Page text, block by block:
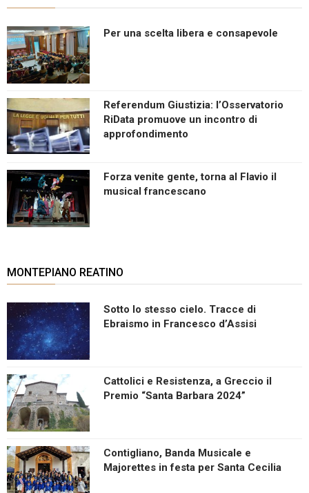
Per una scelta libera e consapevole
Referendum Giustizia: l’Osservatorio
RiData promuove un incontro di
approfondimento
Forza venite gente, torna al Flavio il
musical francescano
MONTEPIANO REATINO
Sotto lo stesso cielo. Tracce di
Ebraismo in Francesco d’Assisi
Cattolici e Resistenza, a Greccio il
Premio “Santa Barbara 2024”
Contigliano, Banda Musicale e
Majorettes in festa per Santa Cecilia